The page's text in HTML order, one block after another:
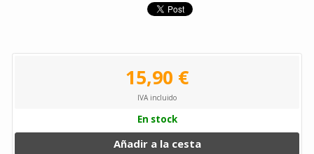
15,90 €
IVA incluido
En stock
Añadir a la cesta